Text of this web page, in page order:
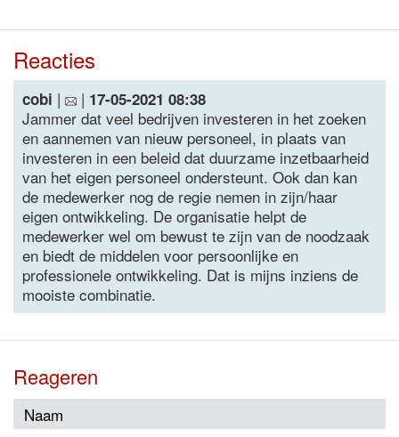
Reacties
cobi | | 17-05-2021 08:38
Jammer dat veel bedrijven investeren in het zoeken
en aannemen van nieuw personeel, in plaats van
investeren in een beleid dat duurzame inzetbaarheid
van het eigen personeel ondersteunt. Ook dan kan
de medewerker nog de regie nemen in zijn/haar
eigen ontwikkeling. De organisatie helpt de
medewerker wel om bewust te zijn van de noodzaak
en biedt de middelen voor persoonlijke en
professionele ontwikkeling. Dat is mijns inziens de
mooiste combinatie.
Reageren